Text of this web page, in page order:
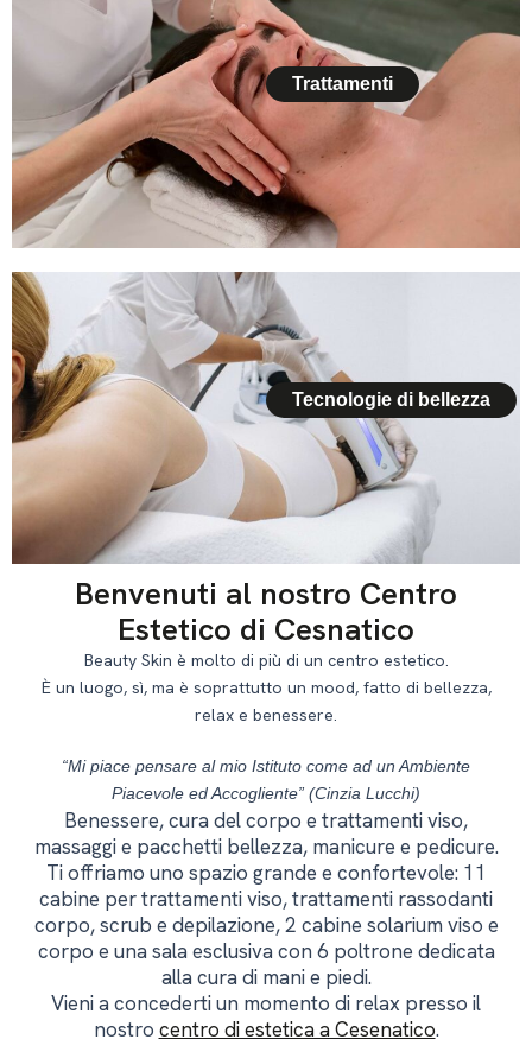
Trattamenti
Tecnologie di bellezza
Benvenuti al nostro Centro
Estetico di Cesnatico
Beauty Skin è molto di più di un centro estetico.
È un luogo, sì, ma è soprattutto un mood, fatto di bellezza,
relax e benessere.
“Mi piace pensare al mio Istituto come ad un Ambiente
Piacevole ed Accogliente” (Cinzia Lucchi)
Benessere, cura del corpo e trattamenti viso,
massaggi e pacchetti bellezza, manicure e pedicure.
Ti offriamo uno spazio grande e confortevole: 11
cabine per trattamenti viso, trattamenti rassodanti
corpo, scrub e depilazione, 2 cabine solarium viso e
corpo e una sala esclusiva con 6 poltrone dedicata
alla cura di mani e piedi.
Vieni a concederti un momento di relax presso il
nostro centro di estetica a Cesenatico.